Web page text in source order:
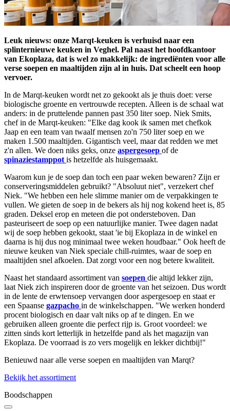
Leuk nieuws: onze Marqt-keuken is verhuisd naar een
splinternieuwe keuken in Veghel. Pal naast het hoofdkantoor
van Ekoplaza, dat is wel zo makkelijk: de ingrediënten voor alle
verse soepen en maaltijden zijn al in huis. Dat scheelt een hoop
vervoer.
In de Marqt-keuken wordt net zo gekookt als je thuis doet: verse
biologische groente en vertrouwde recepten. Alleen is de schaal wat
anders: in de pruttelende pannen past 350 liter soep. Niek Smits,
chef in de Marqt-keuken: "Elke dag kook ik samen met chefkok
Jaap en een team van twaalf mensen zo'n 750 liter soep en we
maken 1.500 maaltijden. Gigantisch veel, maar dat redden we met
z'n allen. We doen niks geks, onze aspergesoep of de
spinaziestamppot is hetzelfde als huisgemaakt.
Waarom kun je de soep dan toch een paar weken bewaren? Zijn er
conserveringsmiddelen gebruikt? "Absoluut niet", verzekert chef
Niek. "We hebben een hele slimme manier om de verpakkingen te
vullen. We gieten de soep in de bekers als hij nog kokend heet is, 85
graden. Deksel erop en meteen die pot ondersteboven. Dan
pasteuriseert de soep op een natuurlijke manier. Twee dagen nadat
wij de soep hebben gekookt, staat 'ie bij Ekoplaza in de winkel en
daarna is hij dus nog minimaal twee weken houdbaar." Ook heeft de
nieuwe keuken van Niek speciale chill-ruimtes, waar de soep en
maaltijden snel afkoelen. Dat zorgt voor een nog betere kwaliteit.
Naast het standaard assortiment van soepen die altijd lekker zijn,
laat Niek zich inspireren door de groente van het seizoen. Dus wordt
in de lente de erwtensoep vervangen door aspergesoep en staat er
een Spaanse gazpacho in de winkelschappen. "We werken honderd
procent biologisch en daar valt niks op af te dingen. En we
gebruiken alleen groente die perfect rijp is. Groot voordeel: we
zitten sinds kort letterlijk in hetzelfde pand als het magazijn van
Ekoplaza. De voorraad is zo vers mogelijk en lekker dichtbij!"
Benieuwd naar alle verse soepen en maaltijden van Marqt?
Bekijk het assortiment
Boodschappen